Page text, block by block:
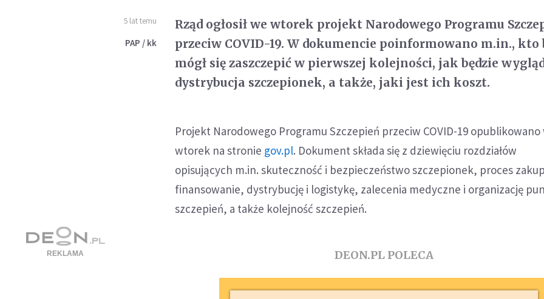
5 lat temu
PAP / kk
Rząd ogłosił we wtorek projekt Narodowego Programu
przeciw COVID-19. W dokumencie poinformowano m.in., kto
mógł się zaszczepić w pierwszej kolejności, jak będzie
dystrybucja szczepionek, a także, jaki jest ich koszt.
Projekt Narodowego Programu Szczepień przeciw COVID-19 opublikowano
wtorek na stronie gov.pl. Dokument składa się z dziewięciu rozdziałów
opisujących m.in. skuteczność i bezpieczeństwo szczepionek, proces
finansowanie, dystrybucję i logistykę, zalecenia medyczne i organizację
szczepień, a także kolejność szczepień.
DEON.PL POLECA